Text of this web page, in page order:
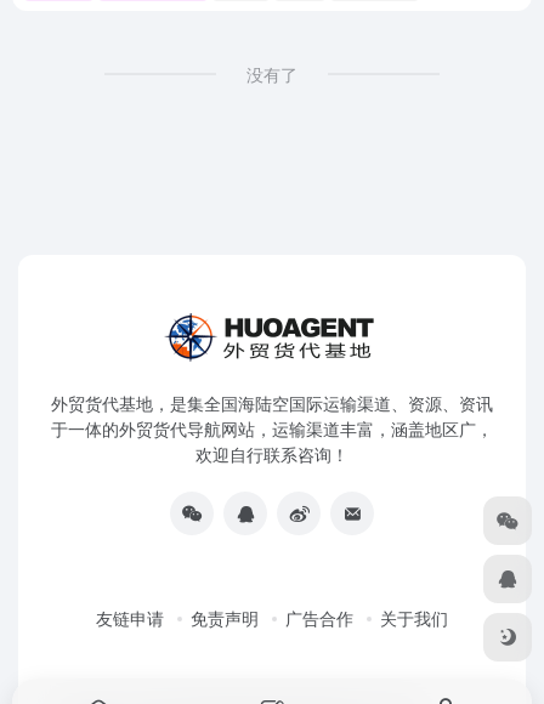
没有了
外贸货代基地，是集全国海陆空国际运输渠道、资源、资讯
于一体的外贸货代导航网站，运输渠道丰富，涵盖地区广，
欢迎自行联系咨询！
友链申请 免责声明 广告合作 关于我们